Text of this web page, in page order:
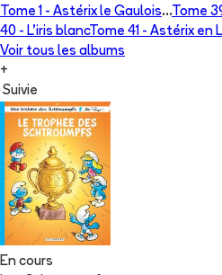
Tome 1 - Astérix le Gaulois...Tome
40 - L'iris blancTome 41 - Astérix en
Voir tous les albums
+
Suivie
En cours